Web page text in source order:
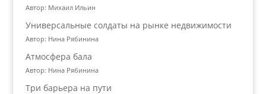
Автор: Михаил Ильин
Универсальные солдаты на рынке недвижимости
Автор: Нина Рябинина
Атмосфера бала
Автор: Нина Рябинина
Три барьера на пути